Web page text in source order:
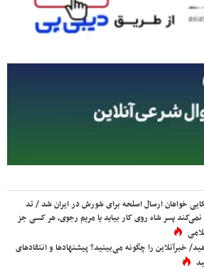
خواهان ارسال اسلحه برای شورش در ایران شد / تد
پسر شاه روی کار بیاید یا مریم رجوی، هر کسی جز
خبرآنلاین را چگونه می‌بینید؟ پیشنهادها و انتقادهای